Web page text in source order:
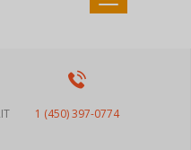
1 (450) 397-0774